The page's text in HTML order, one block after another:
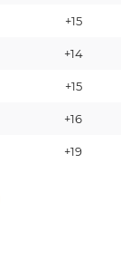
+15
+14
+15
+16
+19